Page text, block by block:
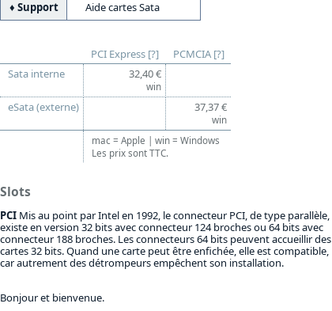
Support
Aide cartes Sata
PCI Express [?] PCMCIA [?]
Sata interne
32,40 €
win
eSata (externe) 37,37 €
win
mac = Apple | win = Windows
Les prix sont TTC.
Slots
PCI Mis au point par Intel en 1992, le connecteur PCI, de type parallèle,
existe en version 32 bits avec connecteur 124 broches ou 64 bits avec
connecteur 188 broches. Les connecteurs 64 bits peuvent accueillir des
cartes 32 bits. Quand une carte peut être enfichée, elle est compatible,
car autrement des détrompeurs empêchent son installation.
Bonjour et bienvenue.